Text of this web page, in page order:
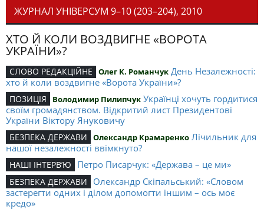
ЖУРНАЛ УНІВЕРСУМ 9–10 (203–204), 2010
ХТО Й КОЛИ ВОЗДВИГНЕ «ВОРОТА
УКРАЇНИ»?
СЛОВО РЕДАКЦІЙНЕ Олег К. Романчук День Незалежності:
хто й коли воздвигне «Ворота України»?
ПОЗИЦІЯ Володимир Пилипчук Українці хочуть гордитися
своїм громадянством. Відкритий лист Президентові
України Віктору Януковичу
БЕЗПЕКА ДЕРЖАВИ Олександр Крамаренко Лічильник для
нашої незалежності ввімкнуто?
НАШІ ІНТЕРВ’Ю Петро Писарчук: «Держава – це ми»
БЕЗПЕКА ДЕРЖАВИ
Олександр Скіпальський: «Словом
застерегти одних і ділом допомогти іншим – ось моє
кредо»